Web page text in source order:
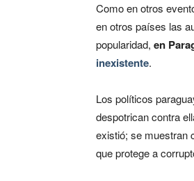
Como en otros
en otros países las
popularidad, en
inexistente.
Los políticos
despotrican contra
existió; se muestran
que protege a